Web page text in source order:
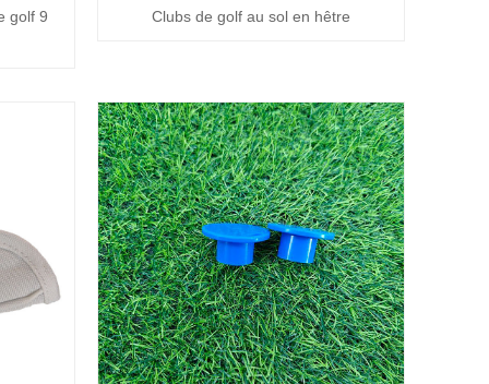
golf 9
Clubs de golf au sol en hêtre